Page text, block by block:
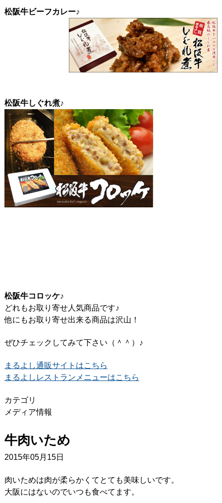
松阪牛ビーフカレー♪
松阪牛しぐれ煮♪
松阪牛コロッケ♪
どれもお取り寄せ人気商品です♪
他にもお取り寄せ出来る商品は沢山！
ぜひチェックしてみて下さい（＾＾）♪
まるよし通販サイトはこちら
まるよしレストランメニューはこちら
カテゴリ
メディア情報
牛肉いため
2015年05月15日
肉いためは肉が柔らかくてとても美味しいです。
大阪にはないのでいつも食べてます。